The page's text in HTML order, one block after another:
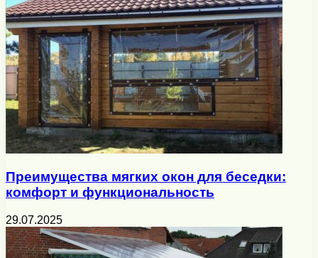
Преимущества мягких окон для беседки:
комфорт и функциональность
29.07.2025